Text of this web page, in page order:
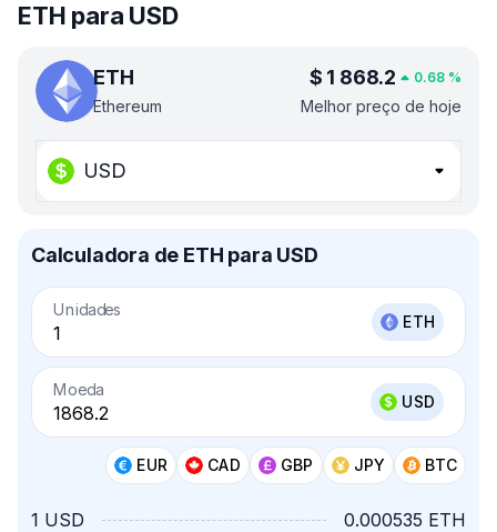
ETH para USD
ETH
Ethereum
$ 1 868.2 0.68 %
Melhor preço de hoje
USD
Calculadora de ETH para USD
Unidades
ETH
Moeda
USD
EUR CAD GBP JPY BTC
1 USD 0.000535 ETH